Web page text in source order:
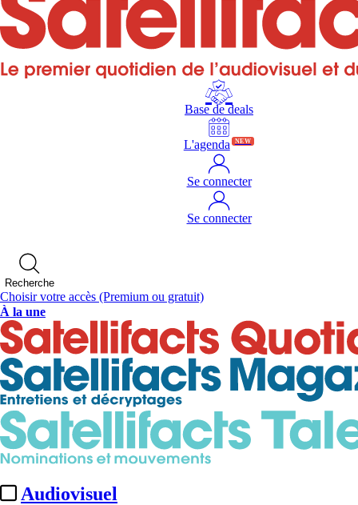
Base de deals
L'agenda NEW
Se connecter
Se connecter
Recherche
Choisir votre accès (Premium ou gratuit)
À la une
Audiovisuel